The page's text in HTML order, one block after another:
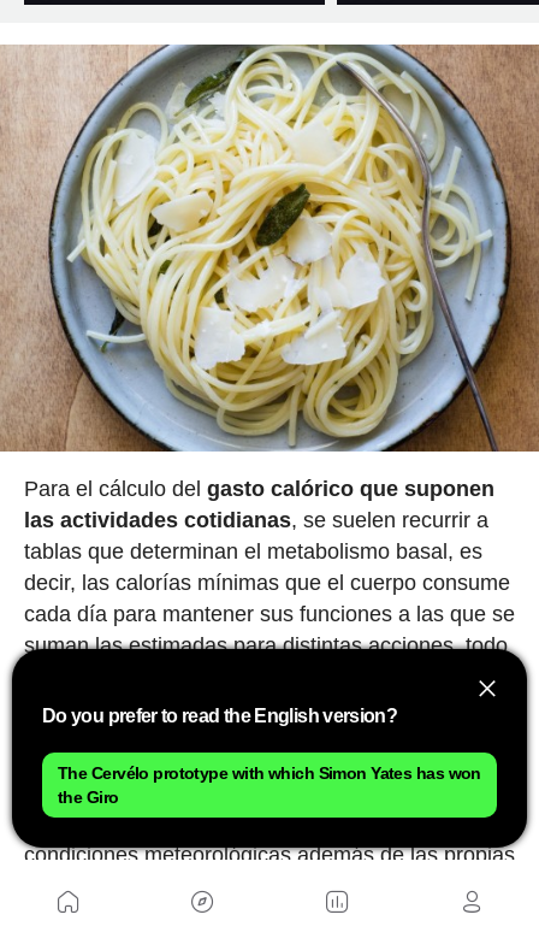
Para el cálculo del gasto calórico que suponen
las actividades cotidianas, se suelen recurrir a
tablas que determinan el metabolismo basal, es
decir, las calorías mínimas que el cuerpo consume
cada día para mantener sus funciones a las que se
suman las estimadas para distintas acciones, todo
ello teniendo en cuenta parámetros como la edad
o el peso de individuo.
Sin embargo, en lo que refiere al gasto calórico
que se produce al pedalear
factorescomo la intensidad del esfuerzo, las
condiciones meteorológicas además de las propias
del ciclista que hacen muy complicado afinar el
cálculo. Incluso tiene una importante influencia el
Do you prefer to read the English version?
The Cervélo prototype with which Simon Yates has won
the Giro